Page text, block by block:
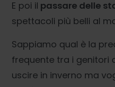
E poi il passare delle
spettacoli più belli al
Sappiamo qual è la
frequente tra i genitori
uscire in inverno ma